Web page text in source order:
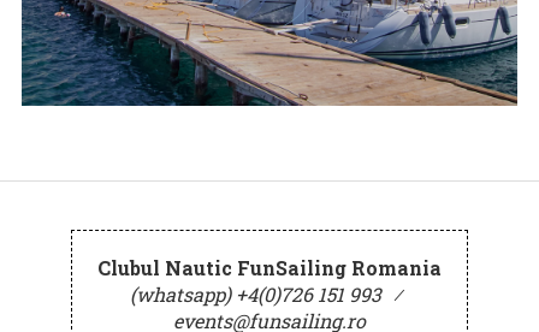
Clubul Nautic FunSailing Romania
(whatsapp) +4(0)726 151 993 ⁄
events@funsailing.ro